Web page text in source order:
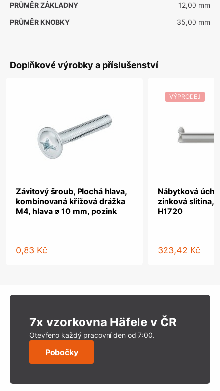
PRŮMĚR ZÁKLADNY
12,00 mm
PRŮMĚR KNOBKY
35,00 mm
Doplňkové výrobky a příslušenství
Závitový šroub, Plochá hlava,
kombinovaná křížová drážka
M4, hlava ⌀ 10 mm, pozink
0,83 Kč
VÝPRODEJ
Nábytková
zinková slitina,
H1720
323,42 Kč
7x vzorkovna Häfele v ČR
Otevřeno každý pracovní den od 7:00.
Pobočky